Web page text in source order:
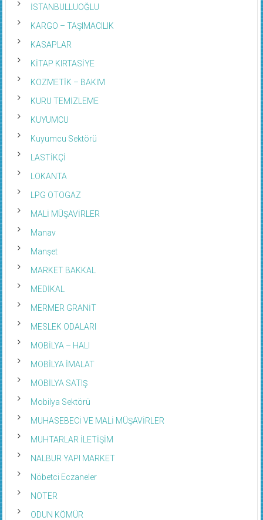
İSTANBULLUOĞLU
KARGO – TAŞIMACILIK
KASAPLAR
KİTAP KIRTASİYE
KOZMETİK – BAKIM
KURU TEMİZLEME
KUYUMCU
Kuyumcu Sektörü
LASTİKÇİ
LOKANTA
LPG OTOGAZ
MALİ MÜŞAVİRLER
Manav
Manşet
MARKET BAKKAL
MEDİKAL
MERMER GRANİT
MESLEK ODALARI
MOBİLYA – HALI
MOBİLYA İMALAT
MOBİLYA SATIŞ
Mobilya Sektörü
MUHASEBECİ VE MALİ MÜŞAVİRLER
MUHTARLAR İLETİŞİM
NALBUR YAPI MARKET
Nöbetci Eczaneler
NOTER
ODUN KÖMÜR